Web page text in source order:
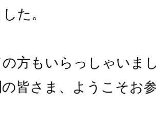
た。
方もいらっしゃいま
の皆さま、ようこそお